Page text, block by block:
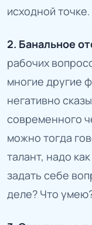
исходной точке.
2. Банальное
рабочих
многие другие
негативно
современного
можно тогда
талант, надо
задать себе
деле? Что